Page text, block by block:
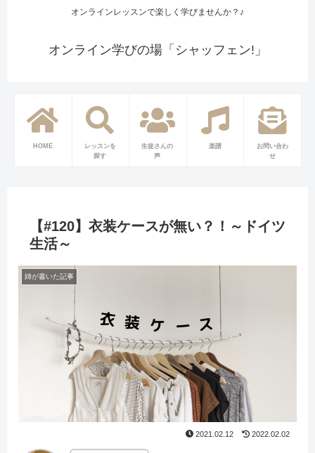
オンラインレッスンで楽しく学びませんか？♪
オンライン学びの場「シャッフェン!」
HOME
レッスンを
探す
生徒さんの
声
楽譜
お問い合わ
せ
【#120】衣装ケースが無い？！～ドイツ
生活～
姉が書いた記事
2021.02.12 2022.02.02